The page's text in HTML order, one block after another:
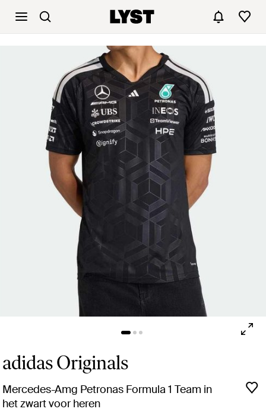
adidas Originals
Mercedes-Amg Petronas Formula 1 Team in
het zwart voor heren